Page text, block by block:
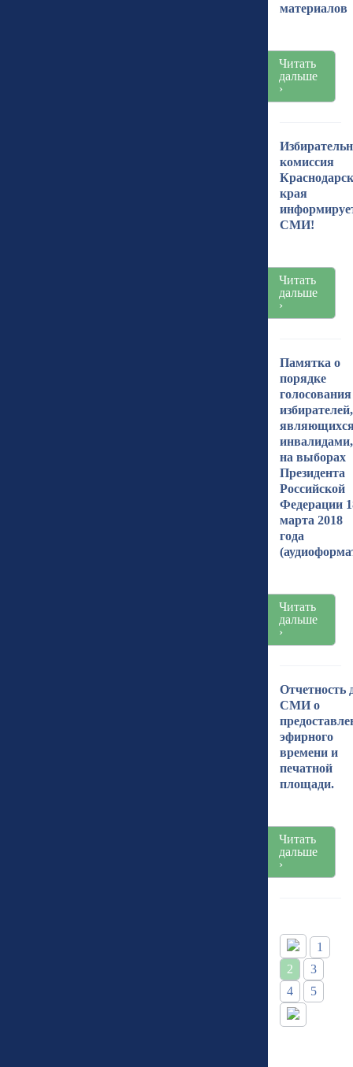
материалов
Читать
дальше
›
комиссия
края
СМИ!
Читать
дальше
›
Памятка о
порядке
голосования
избирателей,
инвалидами,
на выборах
Президента
Российской
Федерации
марта 2018
года
Читать
дальше
›
Отчетность
СМИ о
эфирного
времени и
печатной
площади.
Читать
дальше
›
1
2
3
4
5